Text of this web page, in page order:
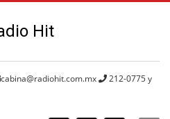
cabina@radiohit.com.mx
212-0775 y